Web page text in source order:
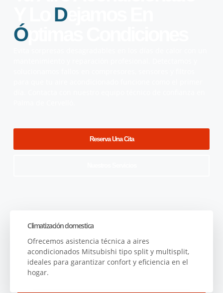
DEjamos En
ÓPtimas Condiciones
Reserva Una Cita
Climatización domestica
Ofrecemos asistencia técnica a aires
acondicionados Mitsubishi tipo split y multisplit,
ideales para garantizar confort y eficiencia en el
hogar.